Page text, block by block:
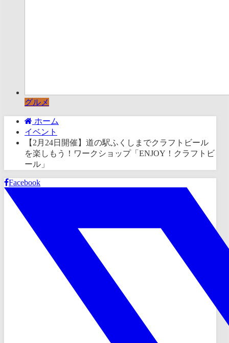
グルメ
ホーム
イベント
【2月24日開催】道の駅ふくしまでクラフトビール
を楽しもう！ワークショップ「ENJOY！クラフトビ
ール」
Facebook